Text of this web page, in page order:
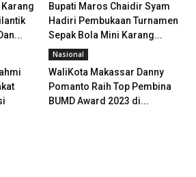
Bupati Maros Chaidir Syam
Hadiri Pembukaan Turnamen
Sepak Bola Mini Karang...
Nasional
WaliKota Makassar Danny
Pomanto Raih Top Pembina
BUMD Award 2023 di...